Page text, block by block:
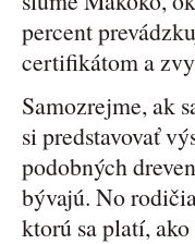
percent
certifikátom a
Samozrejme, ak
si predstavovať
podobných
bývajú. No
ktorú sa platí,